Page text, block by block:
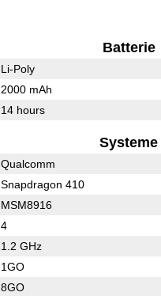
Batterie
Li-Poly
2000 mAh
14 hours
Systeme
Qualcomm
Snapdragon 410
MSM8916
4
1.2 GHz
1GO
8GO